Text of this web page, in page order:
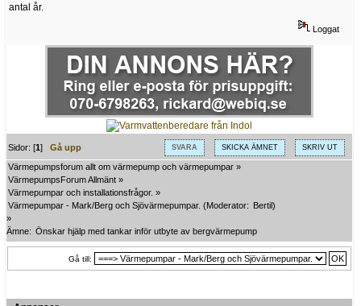
antal år.
Loggat
SVARA SKICKA ÄMNET SKRIV UT
Sidor: [1]Gå upp
Värmepumpsforum allt om värmepump och värmepumpar »
VärmepumpsForum Allmänt »
Värmepumpar och installationsfrågor. »
Värmepumpar - Mark/Berg och Sjövärmepumpar. (Moderator: Bertil)
»
Ämne: Önskar hjälp med tankar inför utbyte av bergvärmepump
Gå till: